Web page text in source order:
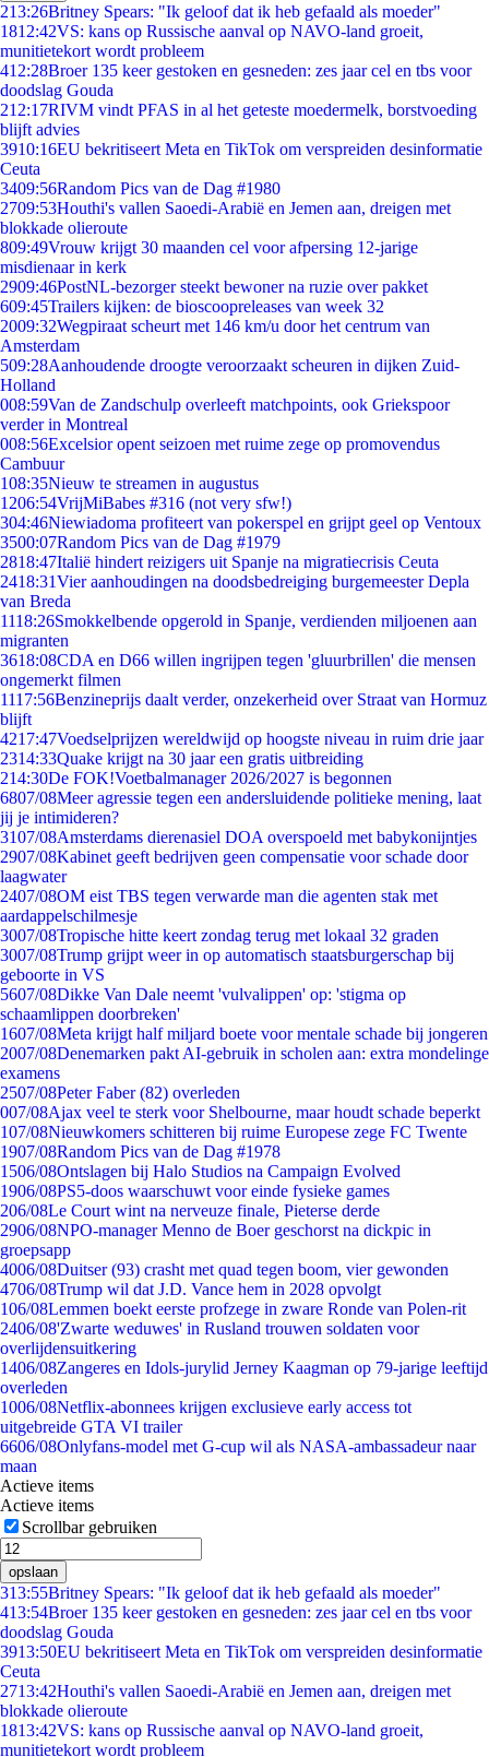
213:26Britney Spears: "Ik geloof dat ik heb gefaald als moeder"
1812:42VS: kans op Russische aanval op NAVO-land groeit,
munitietekort wordt probleem
412:28Broer 135 keer gestoken en gesneden: zes jaar cel en tbs voor
doodslag Gouda
212:17RIVM vindt PFAS in al het geteste moedermelk, borstvoeding
blijft advies
3910:16EU bekritiseert Meta en TikTok om verspreiden desinformatie
Ceuta
3409:56Random Pics van de Dag #1980
2709:53Houthi's vallen Saoedi-Arabië en Jemen aan, dreigen met
blokkade olieroute
809:49Vrouw krijgt 30 maanden cel voor afpersing 12-jarige
misdienaar in kerk
2909:46PostNL-bezorger steekt bewoner na ruzie over pakket
609:45Trailers kijken: de bioscoopreleases van week 32
2009:32Wegpiraat scheurt met 146 km/u door het centrum van
Amsterdam
509:28Aanhoudende droogte veroorzaakt scheuren in dijken Zuid-
Holland
008:59Van de Zandschulp overleeft matchpoints, ook Griekspoor
verder in Montreal
008:56Excelsior opent seizoen met ruime zege op promovendus
Cambuur
108:35Nieuw te streamen in augustus
1206:54VrijMiBabes #316 (not very sfw!)
304:46Niewiadoma profiteert van pokerspel en grijpt geel op Ventoux
3500:07Random Pics van de Dag #1979
2818:47Italië hindert reizigers uit Spanje na migratiecrisis Ceuta
2418:31Vier aanhoudingen na doodsbedreiging burgemeester Depla
van Breda
1118:26Smokkelbende opgerold in Spanje, verdienden miljoenen aan
migranten
3618:08CDA en D66 willen ingrijpen tegen 'gluurbrillen' die mensen
ongemerkt filmen
1117:56Benzineprijs daalt verder, onzekerheid over Straat van Hormuz
blijft
4217:47Voedselprijzen wereldwijd op hoogste niveau in ruim drie jaar
2314:33Quake krijgt na 30 jaar een gratis uitbreiding
214:30De FOK!Voetbalmanager 2026/2027 is begonnen
6807/08Meer agressie tegen een andersluidende politieke mening, laat
jij je intimideren?
3107/08Amsterdams dierenasiel DOA overspoeld met babykonijntjes
2907/08Kabinet geeft bedrijven geen compensatie voor schade door
laagwater
2407/08OM eist TBS tegen verwarde man die agenten stak met
aardappelschilmesje
3007/08Tropische hitte keert zondag terug met lokaal 32 graden
3007/08Trump grijpt weer in op automatisch staatsburgerschap bij
geboorte in VS
5607/08Dikke Van Dale neemt 'vulvalippen' op: 'stigma op
schaamlippen doorbreken'
1607/08Meta krijgt half miljard boete voor mentale schade bij jongeren
2007/08Denemarken pakt AI-gebruik in scholen aan: extra mondelinge
examens
2507/08Peter Faber (82) overleden
007/08Ajax veel te sterk voor Shelbourne, maar houdt schade beperkt
107/08Nieuwkomers schitteren bij ruime Europese zege FC Twente
1907/08Random Pics van de Dag #1978
1506/08Ontslagen bij Halo Studios na Campaign Evolved
1906/08PS5-doos waarschuwt voor einde fysieke games
206/08Le Court wint na nerveuze finale, Pieterse derde
2906/08NPO-manager Menno de Boer geschorst na dickpic in
groepsapp
4006/08Duitser (93) crasht met quad tegen boom, vier gewonden
4706/08Trump wil dat J.D. Vance hem in 2028 opvolgt
106/08Lemmen boekt eerste profzege in zware Ronde van Polen-rit
2406/08'Zwarte weduwes' in Rusland trouwen soldaten voor
overlijdensuitkering
1406/08Zangeres en Idols-jurylid Jerney Kaagman op 79-jarige leeftijd
overleden
1006/08Netflix-abonnees krijgen exclusieve early access tot
uitgebreide GTA VI trailer
6606/08Onlyfans-model met G-cup wil als NASA-ambassadeur naar
maan
Actieve items
Actieve items
Scrollbar gebruiken
opslaan
313:55Britney Spears: "Ik geloof dat ik heb gefaald als moeder"
413:54Broer 135 keer gestoken en gesneden: zes jaar cel en tbs voor
doodslag Gouda
3913:50EU bekritiseert Meta en TikTok om verspreiden desinformatie
Ceuta
2713:42Houthi's vallen Saoedi-Arabië en Jemen aan, dreigen met
blokkade olieroute
1813:42VS: kans op Russische aanval op NAVO-land groeit,
munitietekort wordt probleem